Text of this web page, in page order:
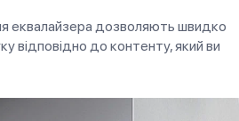
еквалайзера дозволяють швидко
відповідно до контенту, який ви